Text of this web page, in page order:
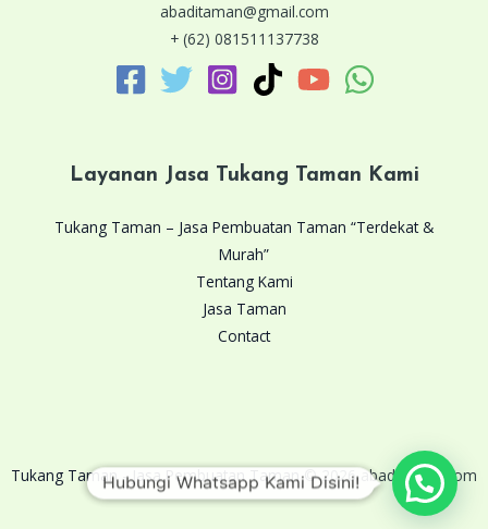
abaditaman@gmail.com
+ (62) 081511137738
Layanan Jasa Tukang Taman Kami
Tukang Taman – Jasa Pembuatan Taman “Terdekat &
Murah”
Tentang Kami
Jasa Taman
Contact
Tukang Taman-Jasa Pembuatan Taman© 2026 abaditaman.com
Hubungi Whatsapp Kami Disini!